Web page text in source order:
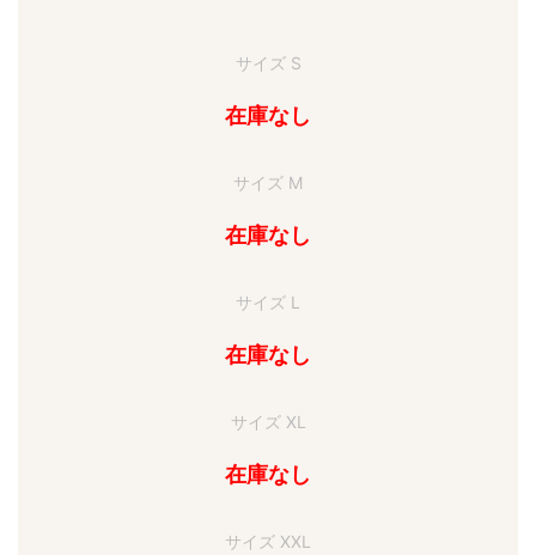
サイズ S
在庫なし
サイズ M
在庫なし
サイズ L
在庫なし
サイズ XL
在庫なし
サイズ XXL